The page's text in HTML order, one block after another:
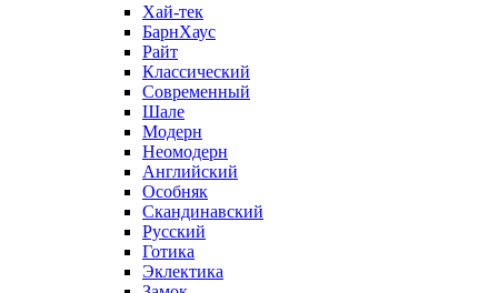
Хай-тек
БарнХаус
Райт
Классический
Современный
Шале
Модерн
Неомодерн
Английский
Особняк
Скандинавский
Русский
Готика
Эклектика